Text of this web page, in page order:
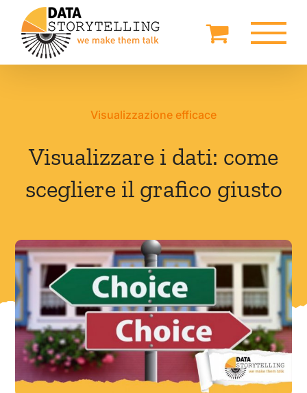
contenuto
Visualizzazione efficace
Visualizzare i dati: come
scegliere il grafico giusto